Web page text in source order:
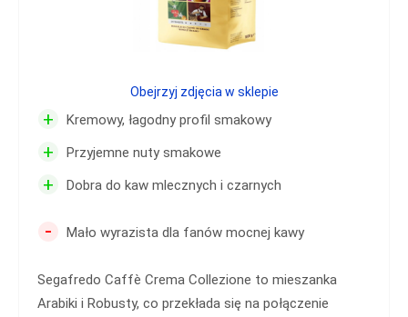
+ Kremowy, łagodny profil smakowy
+ Przyjemne nuty smakowe
+ Dobra do kaw mlecznych i czarnych
- Mało wyrazista dla fanów mocnej kawy
Segafredo Caffè Crema Collezione to mieszanka
Arabiki i Robusty, co przekłada się na połączenie
Obejrzyj zdjęcia w sklepie